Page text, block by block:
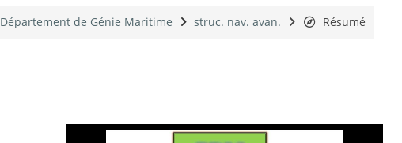
Département de Génie Maritime struc. nav. avan. Résumé